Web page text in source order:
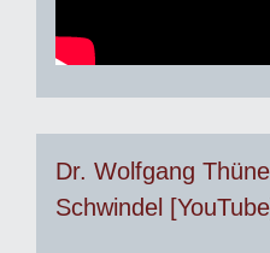
Dr. Wolfgang
Schwindel